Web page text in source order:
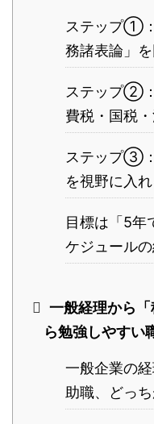
ステップ①
務諸表論」
ステップ②
費税・国税・
ステップ③：
を視野に入
目標は「5年
ケジュール
一般経理から
ら勉強しやすい
一般企業の
助職、どっ